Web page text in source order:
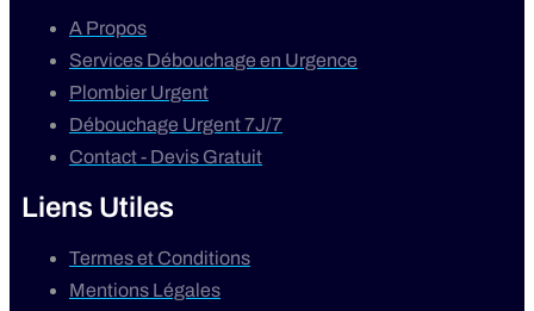
A Propos
Services Débouchage en Urgence
Plombier Urgent
Débouchage Urgent 7J/7
Contact - Devis Gratuit
Liens Utiles
Termes et Conditions
Mentions Légales